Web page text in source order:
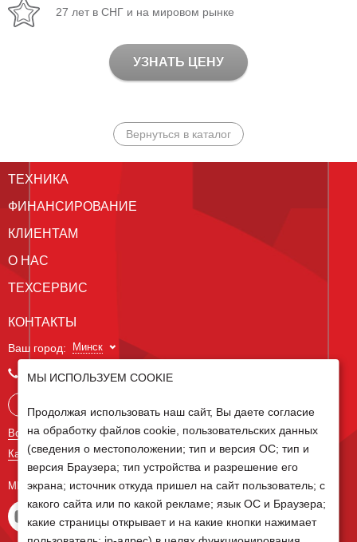
27 лет в СНГ и на мировом рынке
УЗНАТЬ ЦЕНУ
Вернуться в каталог
ТЕХНИКА
ФИНАНСИРОВАНИЕ
КЛИЕНТАМ
О НАС
ТЕХСЕРВИС
КОНТАКТЫ
Ваш город: Минск
+375 29 238 97 34
Все контакты
Карта сайта
МЫ В СОЦ СЕТЯХ
МЫ ИСПОЛЬЗУЕМ COOKIE
Продолжая использовать наш сайт, Вы даете согласие
на обработку файлов cookie, пользовательских данных
(сведения о местоположении; тип и версия ОС; тип и
версия Браузера; тип устройства и разрешение его
экрана; источник откуда пришел на сайт пользователь; с
какого сайта или по какой рекламе; язык ОС и Браузера;
какие страницы открывает и на какие кнопки нажимает